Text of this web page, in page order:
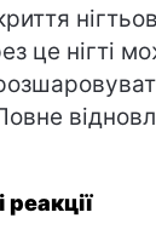
це нігті
реакції